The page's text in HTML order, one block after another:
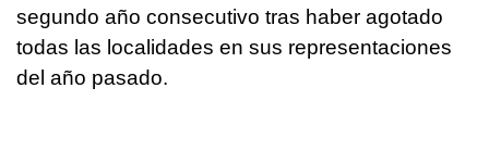
segundo año consecutivo tras haber agotado
todas las localidades en sus representaciones
del año pasado.